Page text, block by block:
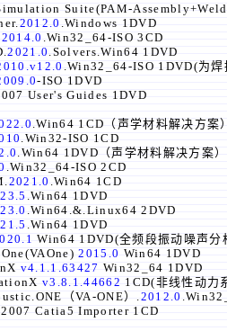
Suite(PAM-
2012.0 .Windows 1DVD
2014.0 .Win32_64-ISO 3CD
2021.0 .Solvers.Win64 1DVD
.Win32_64-ISO 1DVD(为
-ISO 1DVD
User's Guides 1DVD
.Win64 1CD（声学材料解决方案）
.Win32-ISO 1CD
.Win64 1DVD（声学材料解决方案）
.Win32_64-ISO 2CD
2021.0 .Win64 1CD
.Win64 1DVD
.Win64.&.Linux64 2DVD
.Win64 1DVD
Win64 1DVD(全频段振动噪声分
2015.0 Win64 1DVD
v4.1.1.63427 Win32_64 1DVD
v3.8.1.44662 1CD(非线性动力
（VA-ONE）. 2012.0
Catia5 Importer 1CD